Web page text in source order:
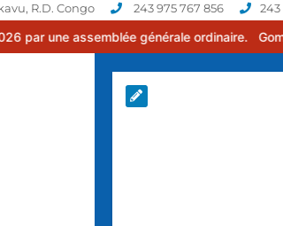
R.D. Congo 243 975 767 856
générale ordinaire. Goma : Vétérans